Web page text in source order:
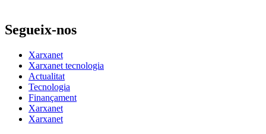
Segueix-nos
Xarxanet
Xarxanet tecnologia
Actualitat
Tecnologia
Finançament
Xarxanet
Xarxanet